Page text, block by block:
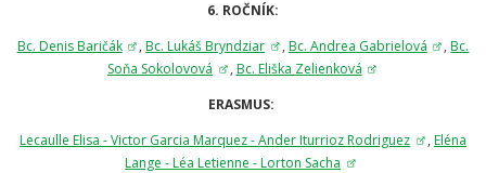
6. ROČNÍK:
Bc. Denis Baričák
,Bc. Lukáš Bryndziar , Bc. Andrea Gabrielová ,Bc.
Soňa Sokolovová
, Bc. Eliška Zelienková
ERASMUS:
Lecaulle Elisa - Victor Garcia Marquez - Ander Iturrioz Rodriguez
, Eléna
Lange - Léa Letienne - Lorton Sacha